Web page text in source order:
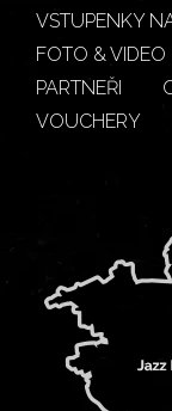
VSTUPENKY
FOTO & VIDEO
PARTNEŘI
VOUCHERY